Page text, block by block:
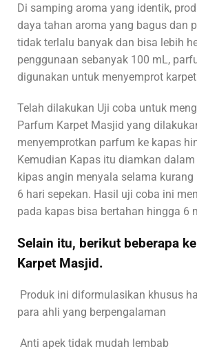
Di samping aroma yang identik,
daya tahan aroma yang bagus dan
tidak terlalu banyak dan bisa lebih
penggunaan sebanyak 100 mL,
digunakan untuk menyemprot
Telah dilakukan Uji coba untuk
Parfum Karpet Masjid yang
menyemprotkan parfum ke kapas
Kemudian Kapas itu diamkan
kipas angin menyala selama
6 hari sepekan. Hasil uji coba ini
pada kapas bisa bertahan hingga 6
Selain itu, berikut beberapa
Karpet Masjid.
Produk ini diformulasikan khusus
para ahli yang berpengalaman
Anti apek tidak mudah lembab